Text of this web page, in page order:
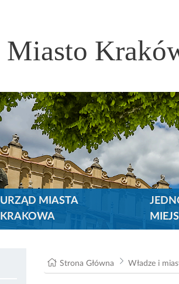
Miasto
URZĄD MIASTA
KRAKOWA
Strona Główna Władze i